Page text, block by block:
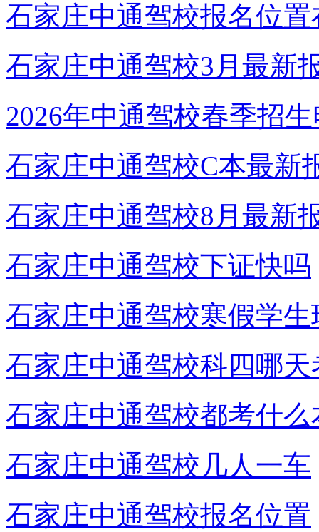
石家庄中通驾校报名位置
石家庄中通驾校3月最新
2026年中通驾校春季招
石家庄中通驾校C本最新
石家庄中通驾校8月最新
石家庄中通驾校下证快吗
石家庄中通驾校寒假学生
石家庄中通驾校科四哪天
石家庄中通驾校都考什么
石家庄中通驾校几人一车
石家庄中通驾校报名位置